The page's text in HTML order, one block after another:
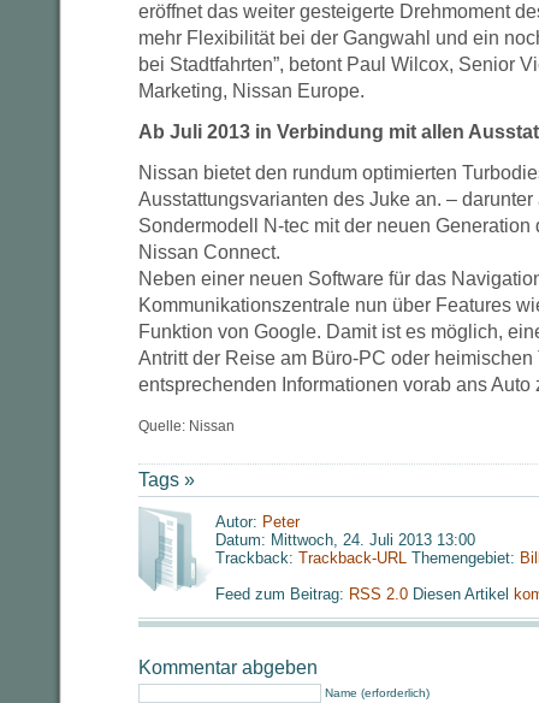
eröffnet das weiter gesteigerte Drehmoment
mehr Flexibilität bei der Gangwahl und ein
bei Stadtfahrten”, betont Paul Wilcox, Senior
Marketing, Nissan Europe.
Ab Juli 2013 in Verbindung mit allen
Nissan bietet den rundum optimierten
Ausstattungsvarianten des Juke an. – darunter
Sondermodell N-tec mit der neuen Generation
Nissan Connect.
Neben einer neuen Software für das
Kommunikationszentrale nun über Features
Funktion von Google. Damit ist es möglich,
Antritt der Reise am Büro-PC oder
entsprechenden Informationen vorab ans Auto
Quelle: Nissan
Tags »
Autor: Peter
Datum: Mittwoch, 24. Juli 2013 13:00
Trackback: Trackback-URL Themengebiet:
Feed zum Beitrag: RSS 2.0 Diesen Artikel
Kommentar abgeben
Name (erforderlich)